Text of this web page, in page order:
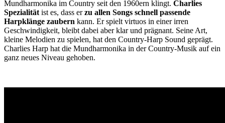
Mundharmonika im Country seit den 1960ern klingt. Charlies
Spezialität ist es, dass erzu allen Songs schnell passende
Harpklänge zaubern kann. Er spielt virtuos in einer irren
Geschwindigkeit, bleibt dabei aber klar und prägnant. Seine Art,
kleine Melodien zu spielen, hat den Country-Harp Sound geprägt.
Charlies Harp hat die Mundharmonika in der Country-Musik auf ein
ganz neues Niveau gehoben.